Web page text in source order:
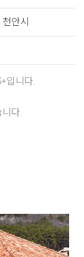
안시
입니다.
다.